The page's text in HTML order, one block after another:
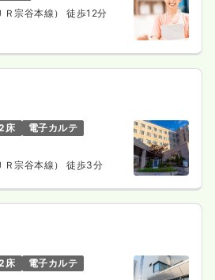
Ｒ宗谷本線） 徒歩12分
床
電子カルテ
Ｒ宗谷本線） 徒歩3分
床
電子カルテ